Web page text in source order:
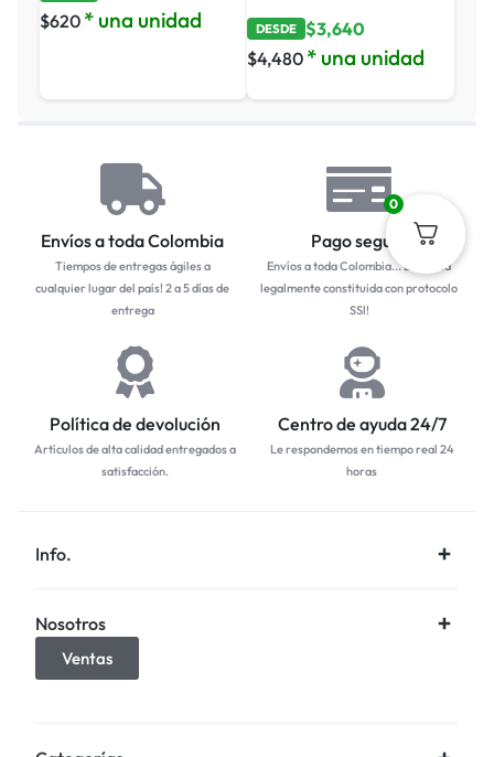
$620 * una unidad DESDE $3,640
$4,480 * una unidad
Envíos a toda Colombia
Tiempos de entregas ágiles a
cualquier lugar del país! 2 a 5 días de
entrega
Pago seguro
Envíos a toda Colombia... Empresa
legalmente constituida con protocolo
SSl!
Política de devolución
Artículos de alta calidad entregados a
satisfacción.
Centro de ayuda 24/7
Le respondemos en tiempo real 24
horas
Info.
Nosotros
Ventas
0